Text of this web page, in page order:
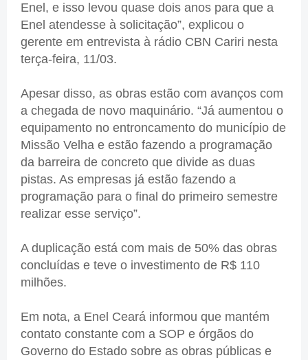
Enel, e isso levou quase dois anos para que a
Enel atendesse à solicitação”, explicou o
gerente em entrevista à rádio CBN Cariri nesta
terça-feira, 11/03.
Apesar disso, as obras estão com avanços com
a chegada de novo maquinário. “Já aumentou o
equipamento no entroncamento do município de
Missão Velha e estão fazendo a programação
da barreira de concreto que divide as duas
pistas. As empresas já estão fazendo a
programação para o final do primeiro semestre
realizar esse serviço”.
A duplicação está com mais de 50% das obras
concluídas e teve o investimento de R$ 110
milhões.
Em nota, a Enel Ceará informou que mantém
contato constante com a SOP e órgãos do
Governo do Estado sobre as obras públicas e